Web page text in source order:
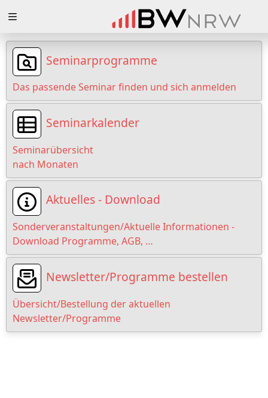
Loading
Loading
Loading
Loading
Loading
Loading
Seminarprogramme
Das passende Seminar finden und sich anmelden
Seminarkalender
Seminarübersicht
nach Monaten
Aktuelles - Download
Sonderveranstaltungen/Aktuelle Informationen -
Download Programme, AGB, …
Newsletter/Programme bestellen
Übersicht/Bestellung der aktuellen
Newsletter/Programme